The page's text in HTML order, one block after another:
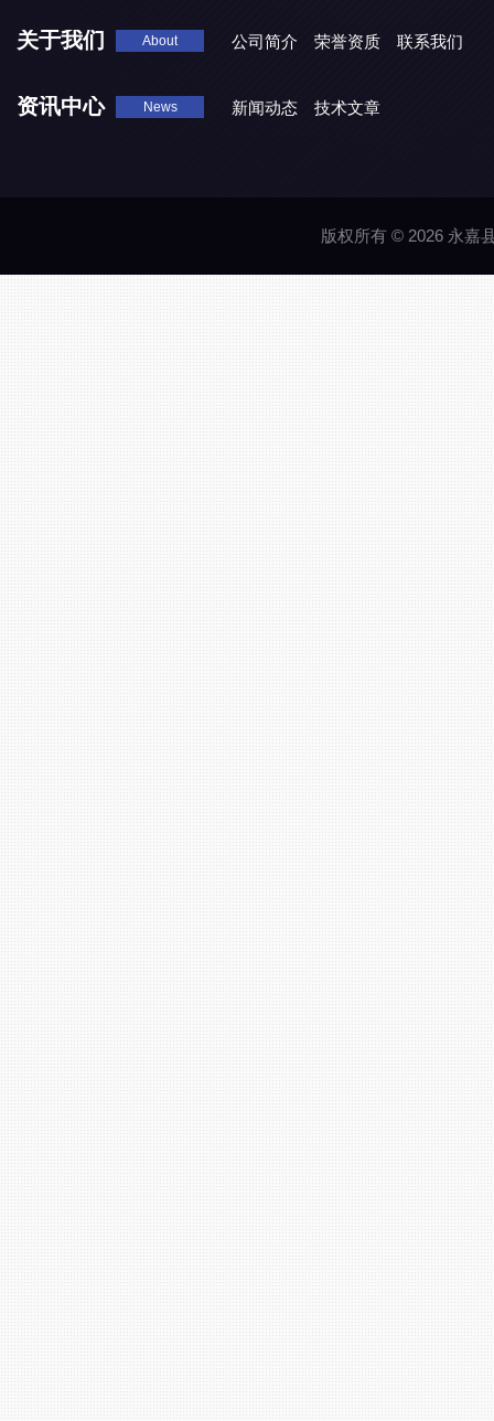
关于我们 About 公司简介 荣誉资质 联系我们
资讯中心 News 新闻动态 技术文章
版权所有 © 2026 永嘉